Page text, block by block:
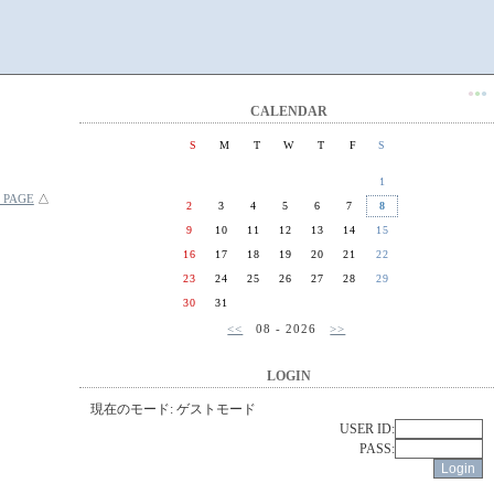
PAGE △
●●●
CALENDAR
S M T W T F S
1
2
3 4 5 6 7
8
9
10 11 12 13 14
15
16
17 18 19 20 21
22
23
24 25 26 27 28
29
30
31
<< 08 - 2026>>
LOGIN
現在のモード: ゲストモード
USER ID:
PASS: